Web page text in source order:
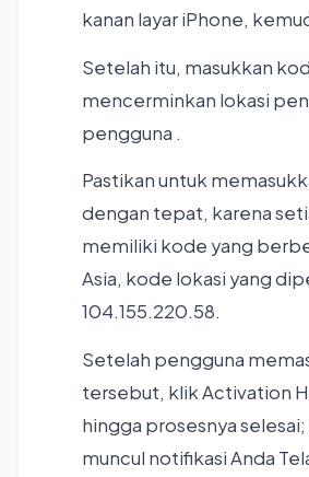
kanan layar iPhone,
Setelah itu, masukkan
mencerminkan lokasi
pengguna .
Pastikan untuk
dengan tepat, karena
memiliki kode yang
Asia, kode lokasi yang
104.155.220.58.
Setelah pengguna
tersebut, klik Activation
hingga prosesnya
muncul notifikasi Anda